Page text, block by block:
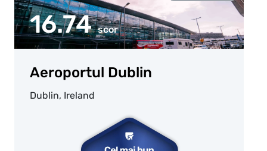
16.74scor
Aeroportul Dublin
Dublin, Ireland